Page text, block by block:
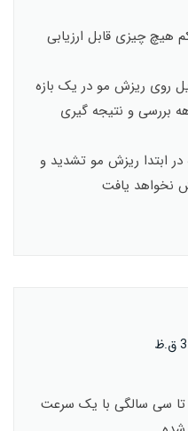
هیچ چیزی قابل ارزیابی
روی ریزش مو در یک بازه
حداقل ۳ تا ۶ ماهه بررسی و نتیجه گیری
در ابتدا ریزش مو تشدید و
نخواهد یافت
تا سی سالگی با یک سرعت